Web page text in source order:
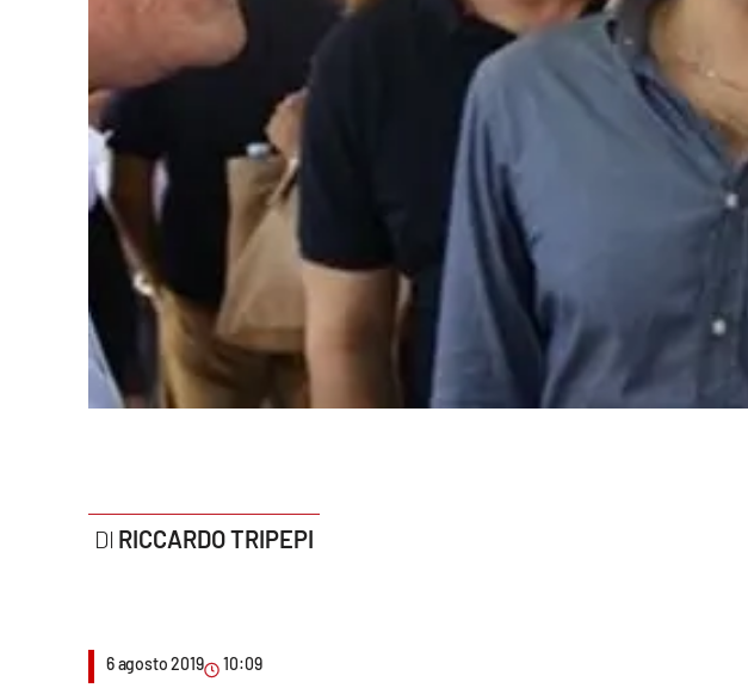
Economia e Lavoro
Parchi Marini Calabria
Imprese Di Calabria
RICCARDO TRIPEPI
6 agosto 2019 10:09